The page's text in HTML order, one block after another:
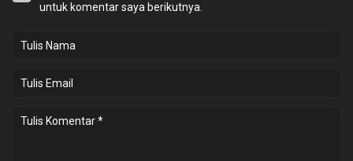
untuk komentar saya berikutnya.